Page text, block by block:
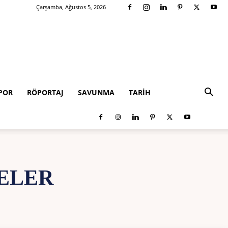
Çarşamba, Ağustos 5, 2026
RÖPORTAJ SAVUNMA TARIH